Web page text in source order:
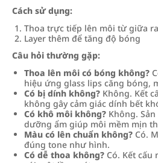
Cách sử dụng:
Thoa trực tiếp lên môi từ giữa
Layer thêm để tăng độ bóng
Câu hỏi thường gặp:
Thoa lên môi có bóng không?
hiệu ứng glass lips căng bóng,
Có bị dính không? Không. Kết
không gây cảm giác dính bết
Có khô môi không? Không.
dưỡng ẩm giúp môi mềm mịn
Màu có lên chuẩn không? Có.
đúng tone như hình.
Có dễ thoa không? Có. Kết cấu